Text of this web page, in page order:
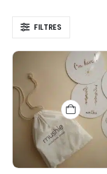
FILTRES